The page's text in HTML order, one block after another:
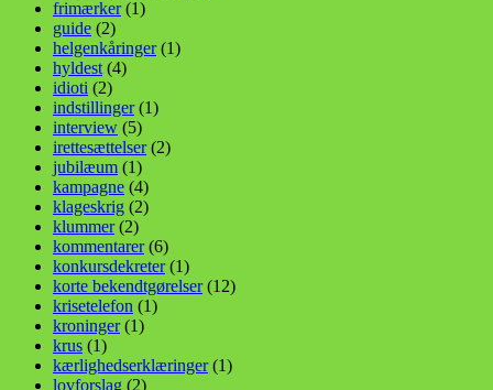
frimærker(1)
guide (2)
helgenkåringer(1)
hyldest (4)
idioti (2)
indstillinger(1)
interview (5)
irettesættelser(2)
jubilæum (1)
kampagne (4)
klageskrig (2)
klummer(2)
kommentarer(6)
konkursdekreter(1)
korte bekendtgørelser(12)
krisetelefon (1)
kroninger(1)
krus (1)
kærlighedserklæringer(1)
lovforslag (2)